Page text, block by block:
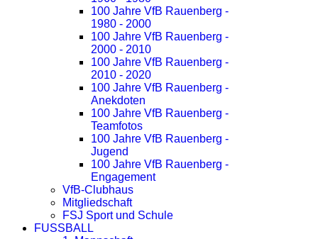
100 Jahre VfB Rauenberg -
1980 - 2000
100 Jahre VfB Rauenberg -
2000 - 2010
100 Jahre VfB Rauenberg -
2010 - 2020
100 Jahre VfB Rauenberg -
Anekdoten
100 Jahre VfB Rauenberg -
Teamfotos
100 Jahre VfB Rauenberg -
Jugend
100 Jahre VfB Rauenberg -
Engagement
VfB-Clubhaus
Mitgliedschaft
FSJ Sport und Schule
FUSSBALL